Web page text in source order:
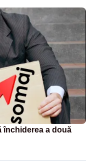
închiderea a două